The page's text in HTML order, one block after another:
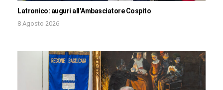
Latronico: auguri all’Ambasciatore Cospito
8 Agosto 2026